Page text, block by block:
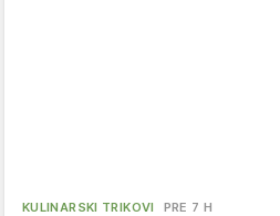
KULINARSKI TRIKOVI PRE 7 H